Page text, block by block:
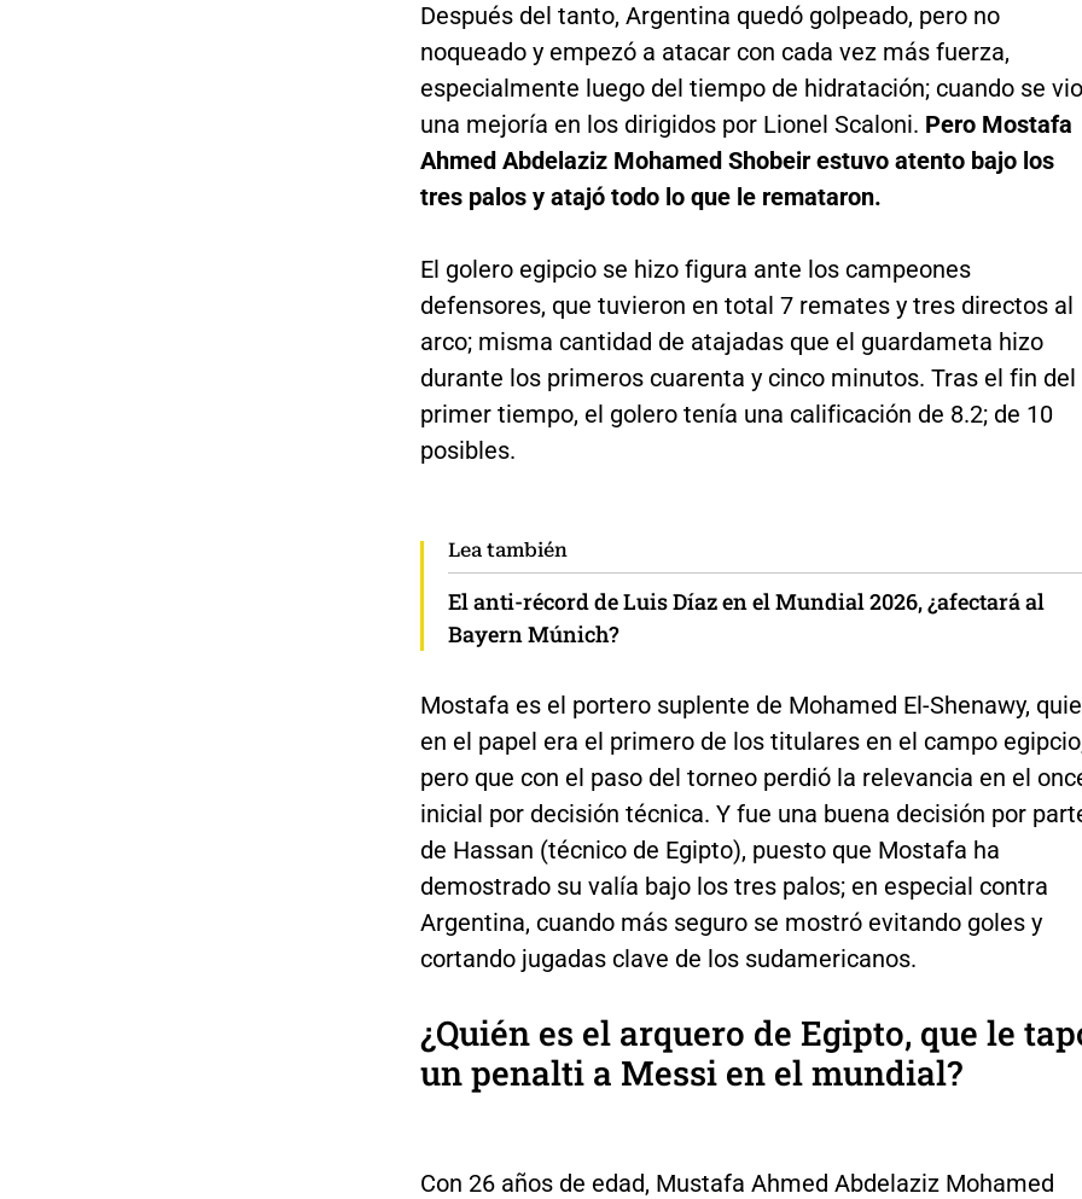
Después del tanto, Argentina quedó golpeado, pero no
noqueado y empezó a atacar con cada vez más fuerza,
especialmente luego del tiempo de hidratación; cuando se vio
una mejoría en los dirigidos por Lionel Scaloni. Pero Mostafa
Ahmed Abdelaziz Mohamed Shobeir estuvo atento bajo los
tres palos y atajó todo lo que le remataron.
El golero egipcio se hizo figura ante los campeones
defensores, que tuvieron en total 7 remates y tres directos al
arco; misma cantidad de atajadas que el guardameta hizo
durante los primeros cuarenta y cinco minutos. Tras el fin del
primer tiempo, el golero tenía una calificación de 8.2; de 10
posibles.
Lea también
El anti-récord de Luis Díaz en el Mundial 2026, ¿afectará al
Bayern Múnich?
Mostafa es el portero suplente de Mohamed El-Shenawy,
en el papel era el primero de los titulares en el campo
pero que con el paso del torneo perdió la relevancia en el
inicial por decisión técnica. Y fue una buena decisión por
de Hassan (técnico de Egipto), puesto que Mostafa ha
demostrado su valía bajo los tres palos; en especial contra
Argentina, cuando más seguro se mostró evitando goles y
cortando jugadas clave de los sudamericanos.
¿Quién es el arquero de Egipto, que le
un penalti a Messi en el mundial?
Con 26 años de edad, Mustafa Ahmed Abdelaziz Mohamed